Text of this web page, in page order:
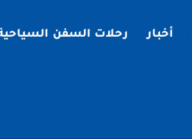
أخبار رحلات السفن